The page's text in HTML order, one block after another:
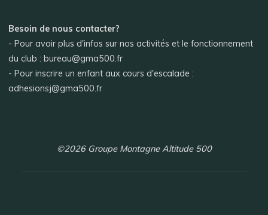
Besoin de nous contacter?
- Pour avoir plus d'infos sur nos activités et le fonctionnement
du club : bureau@gma500.fr
- Pour inscrire un enfant aux cours d'escalade :
adhesionsj@gma500.fr
©2026 Groupe Montagne Altitude 500